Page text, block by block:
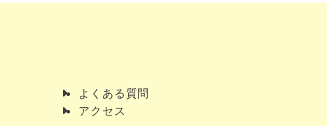
よくある質問
アクセス